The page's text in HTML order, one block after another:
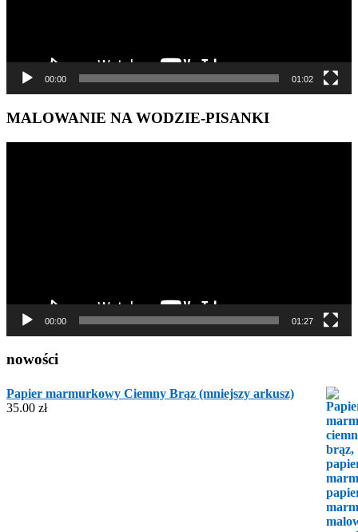
00:00 01:02
MALOWANIE NA WODZIE-PISANKI
00:00 01:27
nowości
Papier marmurkowy Ciemny Brąz (mniejszy arkusz)
35.00 zł